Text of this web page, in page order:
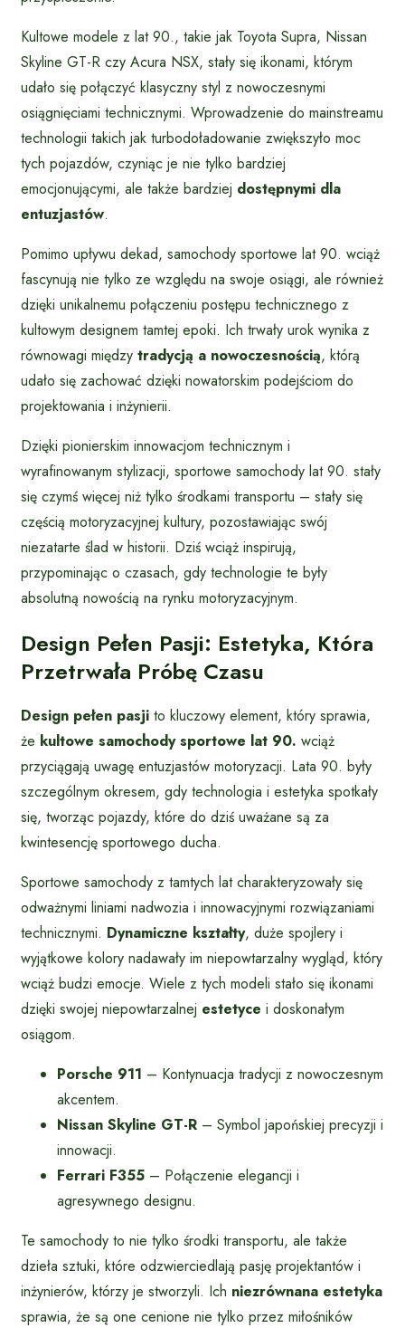
Kultowe modele z lat 90., takie jak Toyota Supra, Nissan
Skyline GT-R czy Acura NSX, stały się ikonami, którym
udało się połączyć klasyczny styl z nowoczesnymi
osiągnięciami technicznymi. Wprowadzenie do mainstreamu
technologii takich jak turbodoładowanie zwiększyło moc
tych pojazdów, czyniąc je nie tylko bardziej
emocjonującymi, ale także bardziej dostępnymi dla
entuzjastów.
Pomimo upływu dekad, samochody sportowe lat 90. wciąż
fascynują nie tylko ze względu na swoje osiągi, ale również
dzięki unikalnemu połączeniu postępu technicznego z
kultowym designem tamtej epoki. Ich trwały urok wynika z
równowagi między tradycją a nowoczesnością, którą
udało się zachować dzięki nowatorskim podejściom do
projektowania i inżynierii.
Dzięki pionierskim innowacjom technicznym i
wyrafinowanym stylizacji, sportowe samochody lat 90. stały
się czymś więcej niż tylko środkami transportu – stały się
częścią motoryzacyjnej kultury, pozostawiając swój
niezatarte ślad w historii. Dziś wciąż inspirują,
przypominając o czasach, gdy technologie te były
absolutną nowością na rynku motoryzacyjnym.
Design Pełen Pasji: Estetyka, Która
Przetrwała Próbę Czasu
Design pełen pasji to kluczowy element, który sprawia,
że kultowe samochody sportowe lat 90. wciąż
przyciągają uwagę entuzjastów motoryzacji. Lata 90. były
szczególnym okresem, gdy technologia i estetyka spotkały
się, tworząc pojazdy, które do dziś uważane są za
kwintesencję sportowego ducha.
Sportowe samochody z tamtych lat charakteryzowały się
odważnymi liniami nadwozia i innowacyjnymi rozwiązaniami
technicznymi. Dynamiczne kształty, duże spojlery i
wyjątkowe kolory nadawały im niepowtarzalny wygląd, który
wciąż budzi emocje. Wiele z tych modeli stało się ikonami
dzięki swojej niepowtarzalnej estetyce i doskonałym
osiągom.
Porsche 911 – Kontynuacja tradycji z nowoczesnym
akcentem.
Nissan Skyline GT-R – Symbol japońskiej precyzji i
innowacji.
Ferrari F355 – Połączenie elegancji i
agresywnego designu.
Te samochody to nie tylko środki transportu, ale także
dzieła sztuki, które odzwierciedlają pasję projektantów i
inżynierów, którzy je stworzyli. Ich niezrównana estetyka
sprawia, że są one cenione nie tylko przez miłośników